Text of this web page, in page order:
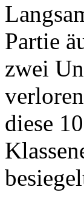
Partie
zwei
diese